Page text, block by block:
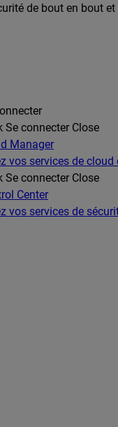
de bout en bout
Se connecter Close
Manager
vos services de
Se connecter Close
Center
vos services de